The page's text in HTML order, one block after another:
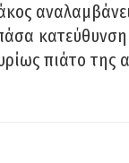
κατεύθυνση
πιάτο της